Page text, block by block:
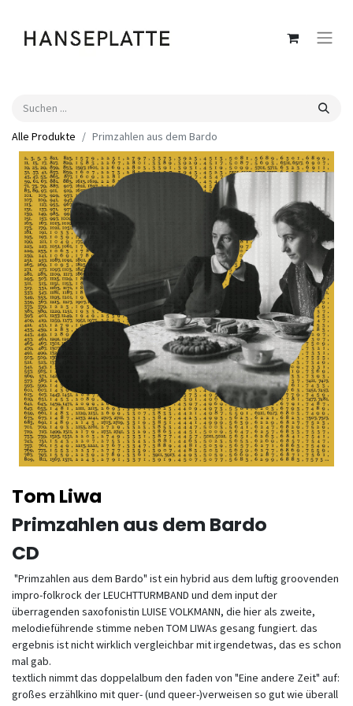
Alle Produkte Primzahlen aus dem Bardo
Tom Liwa
Primzahlen aus dem Bardo
CD
"Primzahlen aus dem Bardo" ist ein hybrid aus dem luftig groovenden
impro-folkrock der LEUCHTTURMBAND und dem input der
überragenden saxofonistin LUISE VOLKMANN, die hier als zweite,
melodieführende stimme neben TOM LIWAs gesang fungiert. das
ergebnis ist nicht wirklich vergleichbar mit irgendetwas, das es schon
mal gab.
textlich nimmt das doppelalbum den faden von "Eine andere Zeit" auf:
großes erzählkino mit quer- (und queer-)verweisen so gut wie überall